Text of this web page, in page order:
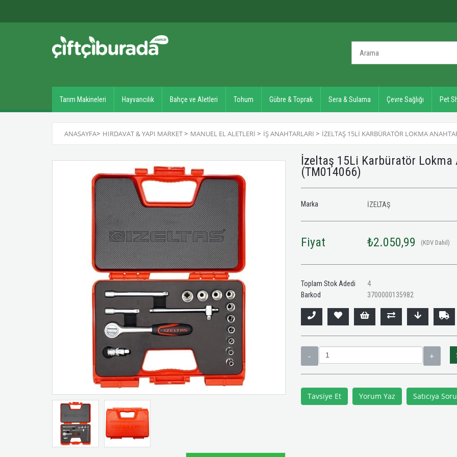
Tarım Makineleri Hayvancılık Bahçe ve Aletleri Tohum Gübre & Toprak Sera & Sulama Çevre Sağlığı Pet
ANASAYFA> HIRDAVAT & YAPI MARKET> MANUEL EL ALETLERI > İŞ ANAHTARLARI > İZELTAŞ 15LI KARBÜRATÖR LOKMA
İzeltaş 15Li Karbüratör Lokma
(TM014066)
Marka İZELTAŞ
Fiyat ₺2.050,99 (KDV Dahil)
Toplam Stok Adedi
4
Barkod
3700000135982
Tavsiye Et Yorum Yaz Satıcıya